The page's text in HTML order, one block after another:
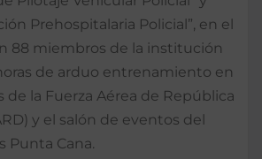
Prehospitalaria Policial”, en el
88 miembros de la institución
de arduo entrenamiento en
de la Fuerza Aérea de República
y el salón de eventos del
Punta Cana.